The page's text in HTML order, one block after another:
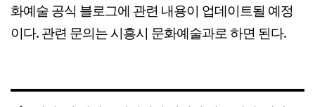
화예술 공식 블로그에 관련 내용이 업데이트될 예정
이다. 관련 문의는 시흥시 문화예술과로 하면 된다.